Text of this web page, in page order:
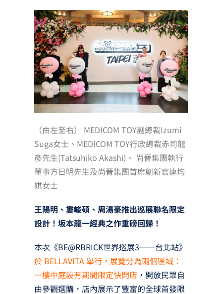
（由左至右） MEDICOM TOY副總裁Izumi
Suga女士、MEDICOM TOY行政總裁赤司龍
彥先生(Tatsuhiko Akashi)、 尚晉集團執行
董事方日明先生及尚晉集團首席創新官連均
娸女士
王陽明、婁峻碩、周湯豪推出巡展聯名限定
設計！坂本龍一經典之作重磅回歸！
本次《BE@RBRICK世界巡展3──台北站》
於 BELLAVITA 舉行，展覽分為兩個區域：
一樓中庭設有期間限定快閃店 ，開放民眾自
由參觀選購，店內展示了豐富的全球首發限